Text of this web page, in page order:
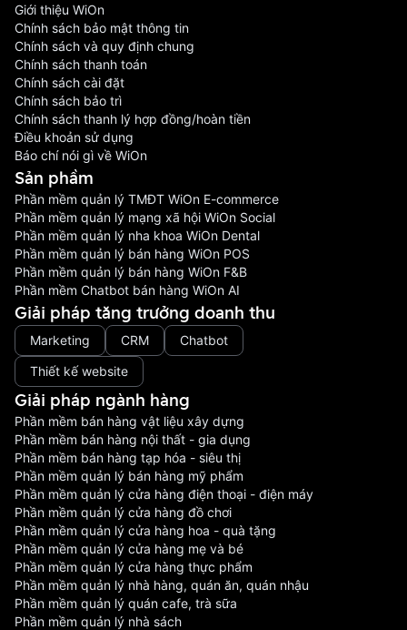
Giới thiệu WiOn
Chính sách bảo mật thông tin
Chính sách và quy định chung
Chính sách thanh toán
Chính sách cài đặt
Chính sách bảo trì
Chính sách thanh lý hợp đồng/hoàn tiền
Điều khoản sử dụng
Báo chí nói gì về WiOn
Sản phầm
Phần mềm quản lý TMĐT WiOn E-commerce
Phần mềm quản lý mạng xã hội WiOn Social
Phần mềm quản lý nha khoa WiOn Dental
Phần mềm quản lý bán hàng WiOn POS
Phần mềm quản lý bán hàng WiOn F&B
Phần mềm Chatbot bán hàng WiOn AI
Giải pháp tăng trưởng doanh thu
Marketing CRM
Chatbot
Thiết kế website
Giải pháp ngành hàng
Phần mềm bán hàng vật liệu xây dựng
Phần mềm bán hàng nội thất - gia dụng
Phần mềm bán hàng tạp hóa - siêu thị
Phần mềm quản lý bán hàng mỹ phẩm
Phần mềm quản lý cửa hàng điện thoại - điện máy
Phần mềm quản lý cửa hàng đồ chơi
Phần mềm quản lý cửa hàng hoa - quà tặng
Phần mềm quản lý cửa hàng mẹ và bé
Phần mềm quản lý cửa hàng thực phẩm
Phần mềm quản lý nhà hàng, quán ăn, quán nhậu
Phần mềm quản lý quán cafe, trà sữa
Phần mềm quản lý nhà sách